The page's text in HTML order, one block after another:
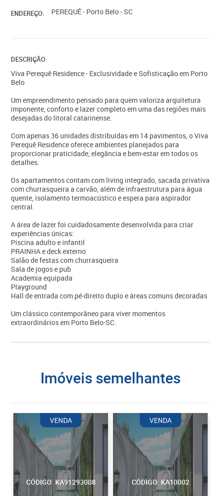
ENDEREÇO: PEREQUÊ - Porto Belo - SC
DESCRIÇÃO:
Viva Perequê Residence - Exclusividade e Sofisticação em Porto
Belo
Um empreendimento pensado para quem valoriza arquitetura
imponente, conforto e lazer completo em uma das regiões mais
desejadas do litoral catarinense.
Com apenas 36 unidades distribuídas em 14 pavimentos, o Viva
Perequê Residence oferece ambientes planejados para
proporcionar praticidade, elegância e bem-estar em todos os
detalhes.
Os apartamentos contam com living integrado, sacada privativa
com churrasqueira a carvão, além de infraestrutura para água
quente, isolamento termoacústico e espera para aspirador
central.
A área de lazer foi cuidadosamente desenvolvida para criar
experiências únicas:
Piscina adulto e infantil
PRAINHA e deck externo
Salão de festas com churrasqueira
Sala de jogos e pub
Academia equipada
Playground
Hall de entrada com pé-direito duplo e áreas comuns decoradas
Um clássico contemporâneo para viver momentos
extraordinários em Porto Belo-SC.
imóveis semelhantes
CÓDIGO: KA91293008
VENDA
CÓDIGO: KA10002
VENDA